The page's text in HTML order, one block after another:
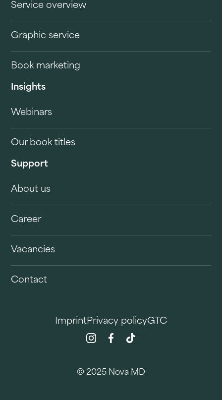
Service overview
Graphic service
Book marketing
Insights
Webinars
Our book titles
Support
About us
Career
Vacancies
Contact
ImprintPrivacy policyGTC
© 2025 Nova MD